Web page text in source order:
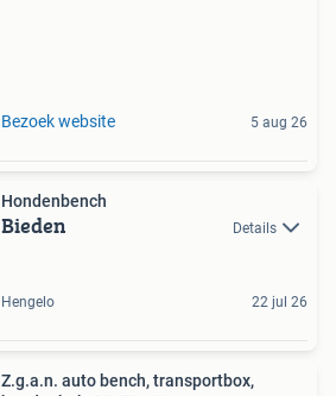
Bezoek website 5 aug 26
Hondenbench
Bieden Details
Hengelo 22 jul 26
Z.g.a.n. auto bench, transportbox,